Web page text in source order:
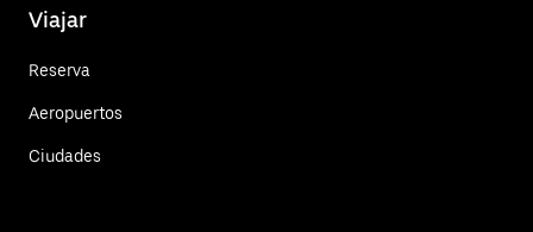
Viajar
Reserva
Aeropuertos
Ciudades